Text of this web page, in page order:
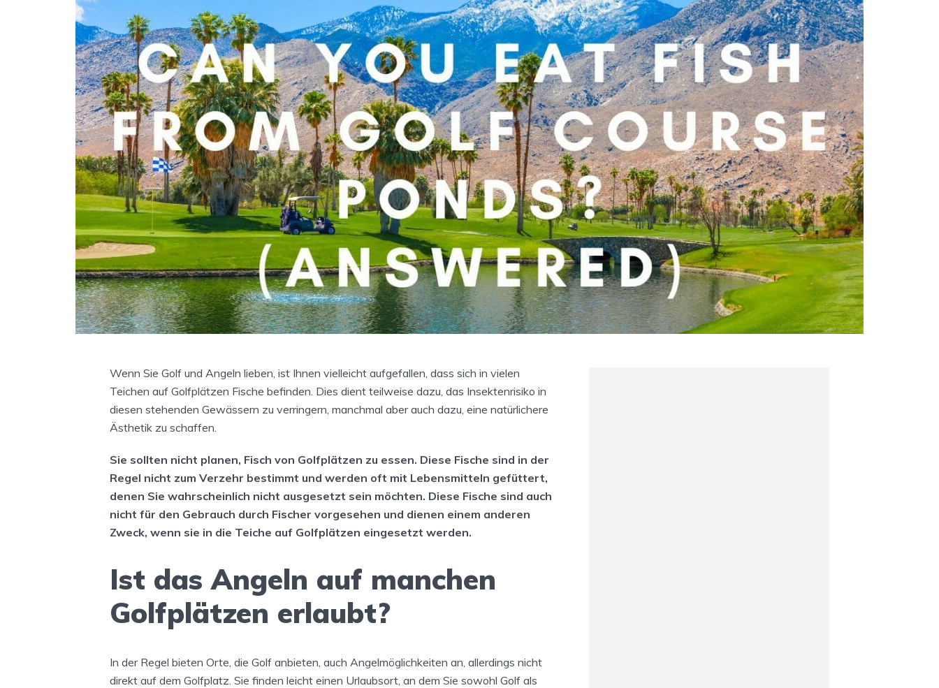
Wenn Sie Golf und Angeln lieben, ist Ihnen vielleicht aufgefallen, dass sich in vielen
Teichen auf Golfplätzen Fische befinden. Dies dient teilweise dazu, das Insektenrisiko in
diesen stehenden Gewässern zu verringern, manchmal aber auch dazu, eine natürlichere
Ästhetik zu schaffen.
Sie sollten nicht planen, Fisch von Golfplätzen zu essen. Diese Fische sind in der
Regel nicht zum Verzehr bestimmt und werden oft mit Lebensmitteln gefüttert,
denen Sie wahrscheinlich nicht ausgesetzt sein möchten. Diese Fische sind auch
nicht für den Gebrauch durch Fischer vorgesehen und dienen einem anderen
Zweck, wenn sie in die Teiche auf Golfplätzen eingesetzt werden.
Ist das Angeln auf manchen
Golfplätzen erlaubt?
In der Regel bieten Orte, die Golf anbieten, auch Angelmöglichkeiten an, allerdings nicht
direkt auf dem Golfplatz. Sie finden leicht einen Urlaubsort, an dem Sie sowohl Golf als